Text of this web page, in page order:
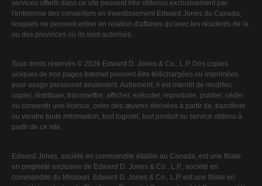
services offerts dans ce site peuvent être obtenus exclusivement par
l'entremise des conseillers en investissement Edward Jones du Canada,
lesquels ne peuvent entrer en relation d'affaires qu'avec les résidents de la
ou des provinces où ils sont autorisés.
Tous droits réservés © 2026 Edward D. Jones & Co., L.P. Des copies
uniques de nos pages Internet peuvent être téléchargées ou imprimées
pour usage personnel seulement. Autrement, il est interdit de modifier,
copier, distribuer, transmettre, afficher, exécuter, reproduire, publier, céder
ou consentir une licence, créer des œuvres dérivées à partir de, transférer
ou vendre toute information, tout logiciel, tout produit ou service obtenu à
partir de ce site.
Edward Jones, société en commandite établie au Canada, est une filiale
en propriété exclusive de Edward D. Jones & Co., L.P., société en
commandite du Missouri. Edward D. Jones & Co., L.P. est une filiale en